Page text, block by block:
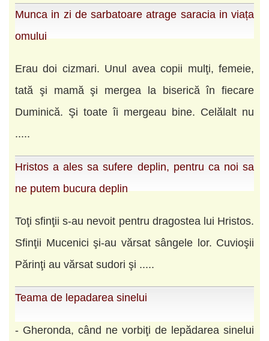
Munca in zi de sarbatoare atrage saracia in viața
omului
Erau doi cizmari. Unul avea copii mulţi, femeie,
tată şi mamă şi mergea la biserică în fiecare
Duminică. Şi toate îi mergeau bine. Celălalt nu
.....
Hristos a ales sa sufere deplin, pentru ca noi sa
ne putem bucura deplin
Toţi sfinţii s-au nevoit pentru dragostea lui Hristos.
Sfinţii Mucenici şi-au vărsat sângele lor. Cuvioşii
Părinţi au vărsat sudori şi .....
Teama de lepadarea sinelui
- Gheronda, când ne vorbiţi de lepădarea sinelui